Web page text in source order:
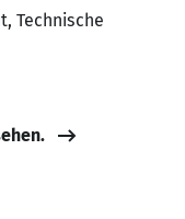
Technische